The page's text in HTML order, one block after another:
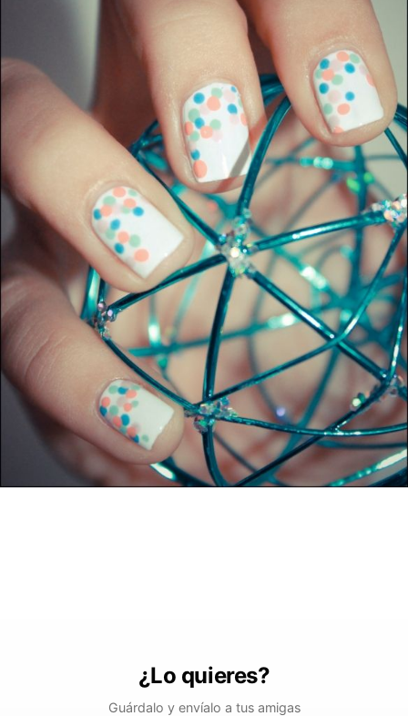
¿Lo quieres?
Guárdalo y envíalo a tus amigas